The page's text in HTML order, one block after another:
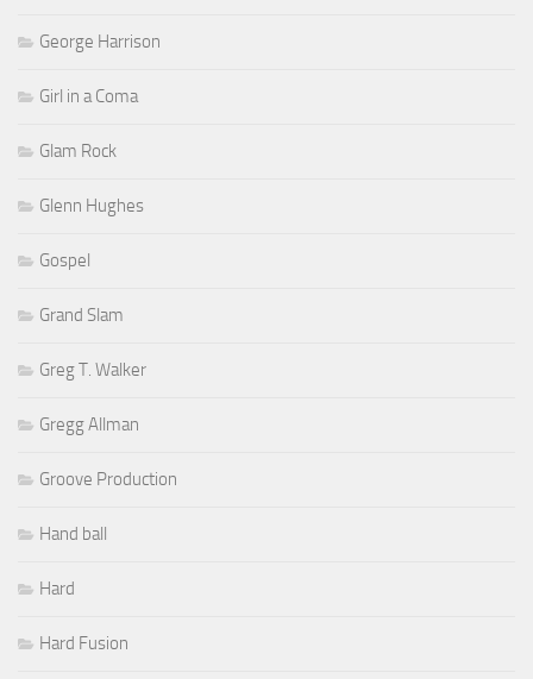
George Harrison
Girl in a Coma
Glam Rock
Glenn Hughes
Gospel
Grand Slam
Greg T. Walker
Gregg Allman
Groove Production
Hand ball
Hard
Hard Fusion